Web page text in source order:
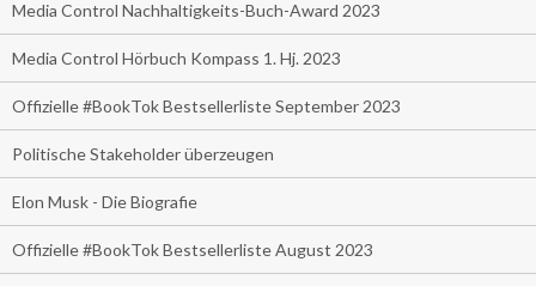
Media Control Nachhaltigkeits-Buch-Award 2023
Media Control Hörbuch Kompass 1. Hj. 2023
Offizielle #BookTok Bestsellerliste September 2023
Politische Stakeholder überzeugen
Elon Musk - Die Biografie
Offizielle #BookTok Bestsellerliste August 2023